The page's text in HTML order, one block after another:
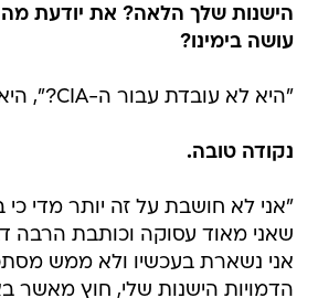
הישנות שלך הלאה? את יודעת מה
עושה בימינו?
"היא לא עובדת עבור ה-CIA?", היא צוחקת.
נקודה טובה.
"אני לא חושבת על זה יותר מדי כי
שאני מאוד עסוקה וכותבת הרבה
אני נשארת בעכשיו ולא ממש
הדמויות הישנות שלי, חוץ מאשר